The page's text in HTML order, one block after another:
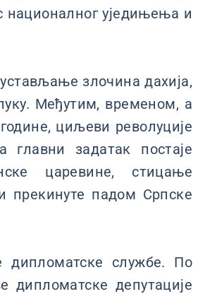
националног уједињења и
злочина дахија,
Међутим, временом, а
циљеви револуције
задатак постаје
царевине, стицање
прекинуте падом Српске
дипломатске службе. По
дипломатске депутације